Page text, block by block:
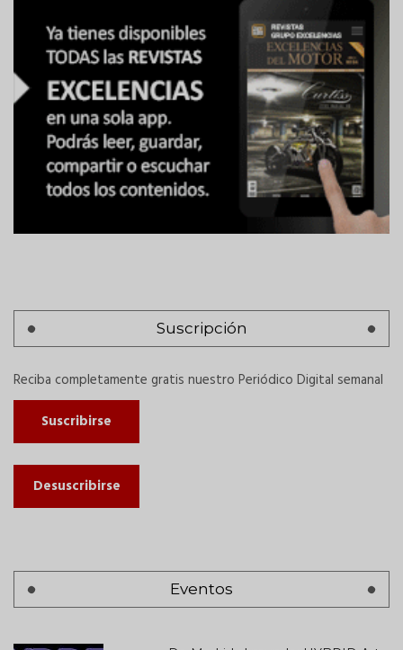
Suscripción
Reciba completamente gratis nuestro Periódico Digital semanal
Suscribirse
Desuscribirse
Eventos